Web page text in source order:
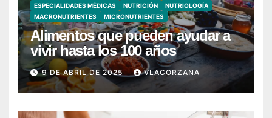
ESPECIALIDADES MÉDICAS
NUTRICIÓN
NUTRIOLOGÍA
MACRONUTRIENTES
MICRONUTRIENTES
Alimentos que pueden ayudar a
vivir hasta los 100 años
9 DE ABRIL DE 2025 VLACORZANA